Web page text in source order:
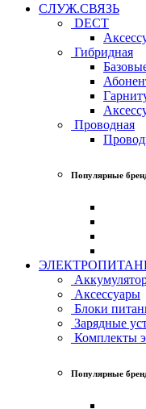
СЛУЖ.СВЯЗЬ
DECT
Гибридная
Проводная
Популярные
Аксессуары
Блоки
Зарядные
Комплекты
Популярные